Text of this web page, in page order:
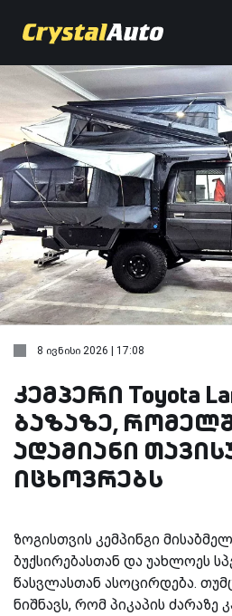
8 ივნისი 2026 | 17:08
კემპერი Toyota
ბაზაზე,
ადამიანი
იცხოვრებს
ზოგისთვის კემპინგი
ბუქსირებასთან და უახლოეს
წასვლასთან ასოცირდება.
ნიშნავს, რომ პიკაპის ძარაზე